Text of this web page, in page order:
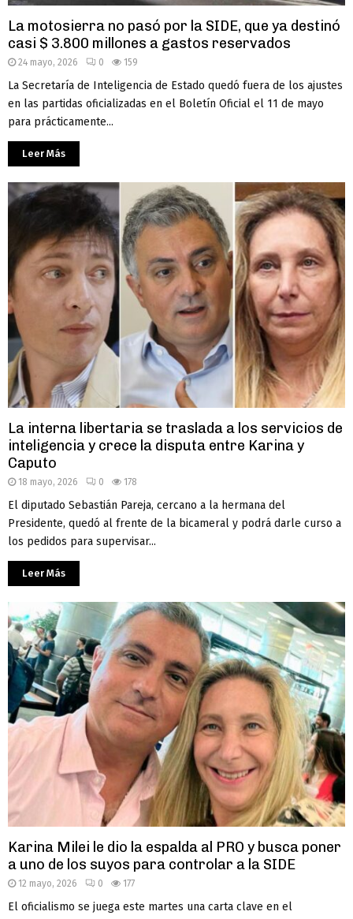
La motosierra no pasó por la SIDE, que ya destinó
casi $ 3.800 millones a gastos reservados
24 mayo, 2026 0 159
La Secretaría de Inteligencia de Estado quedó fuera de los ajustes
en las partidas oficializadas en el Boletín Oficial el 11 de mayo
para prácticamente...
Leer Más
La interna libertaria se traslada a los servicios de
inteligencia y crece la disputa entre Karina y
Caputo
18 mayo, 2026 0 178
El diputado Sebastián Pareja, cercano a la hermana del
Presidente, quedó al frente de la bicameral y podrá darle curso a
los pedidos para supervisar...
Leer Más
Karina Milei le dio la espalda al PRO y busca poner
a uno de los suyos para controlar a la SIDE
12 mayo, 2026 0 177
El oficialismo se juega este martes una carta clave en el